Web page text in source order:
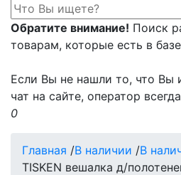
Обратите внимание! Поиск
товарам, которые есть в
Если Вы не нашли то, что Вы
чат на сайте, оператор
0
Главная /В наличии /В
TISKEN вешалка д/